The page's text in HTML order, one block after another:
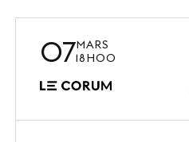
Nos valeurs
Nos équipes
Photothèque
07MARS
18H00